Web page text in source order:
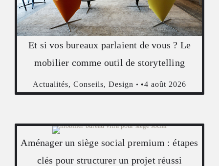
Et si vos bureaux parlaient de vous ? Le
mobilier comme outil de storytelling
Actualités, Conseils, Design 4 août 2026
Aménager un siège social premium : étapes
clés pour structurer un projet réussi